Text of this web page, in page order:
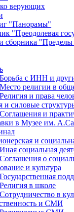
верующих
"Панорамы"
"Преодолевая
сборника "Пределы
Борьба с ИНН и
Место религии в
Религия и права
и силовые
Соглашения и
в Музее им.
и
Иная социальная
Соглашения о
и культура
Государственная
Религия в школе
Сотрудничество в
и СМИ